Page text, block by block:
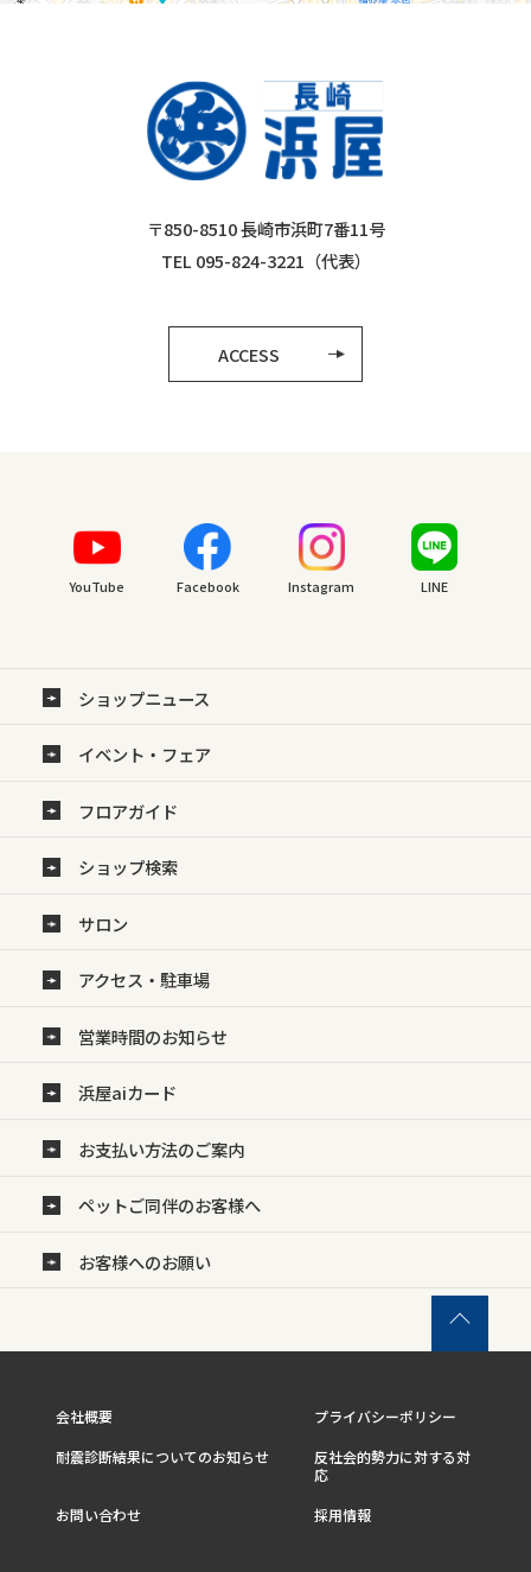
〒850-8510 長崎市浜町7番11号
TEL 095-824-3221（代表）
ACCESS
YouTube Facebook Instagram LINE
ショップニュース
イベント・フェア
フロアガイド
ショップ検索
サロン
アクセス・駐車場
営業時間のお知らせ
浜屋aiカード
お支払い方法のご案内
ペットご同伴のお客様へ
お客様へのお願い
会社概要
プライバシーポリシー
耐震診断結果についてのお知らせ
反社会的勢力に対する対
応
お問い合わせ
採用情報